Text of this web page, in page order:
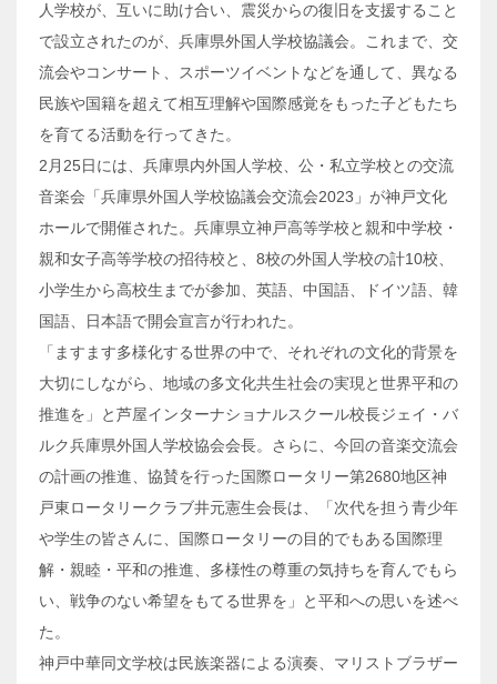
人学校が、互いに助け合い、震災からの復旧を支援すること
で設立されたのが、兵庫県外国人学校協議会。これまで、交
流会やコンサート、スポーツイベントなどを通して、異なる
民族や国籍を超えて相互理解や国際感覚をもった子どもたち
を育てる活動を行ってきた。
2月25日には、兵庫県内外国人学校、公・私立学校との交流
音楽会「兵庫県外国人学校協議会交流会2023」が神戸文化
ホールで開催された。兵庫県立神戸高等学校と親和中学校・
親和女子高等学校の招待校と、8校の外国人学校の計10校、
小学生から高校生までが参加、英語、中国語、ドイツ語、韓
国語、日本語で開会宣言が行われた。
「ますます多様化する世界の中で、それぞれの文化的背景を
大切にしながら、地域の多文化共生社会の実現と世界平和の
推進を」と芦屋インターナショナルスクール校長ジェイ・バ
ルク兵庫県外国人学校協会会長。さらに、今回の音楽交流会
の計画の推進、協賛を行った国際ロータリー第2680地区神
戸東ロータリークラブ井元憲生会長は、「次代を担う青少年
や学生の皆さんに、国際ロータリーの目的でもある国際理
解・親睦・平和の推進、多様性の尊重の気持ちを育んでもら
い、戦争のない希望をもてる世界を」と平和への思いを述べ
た。
神戸中華同文学校は民族楽器による演奏、マリストブラザー